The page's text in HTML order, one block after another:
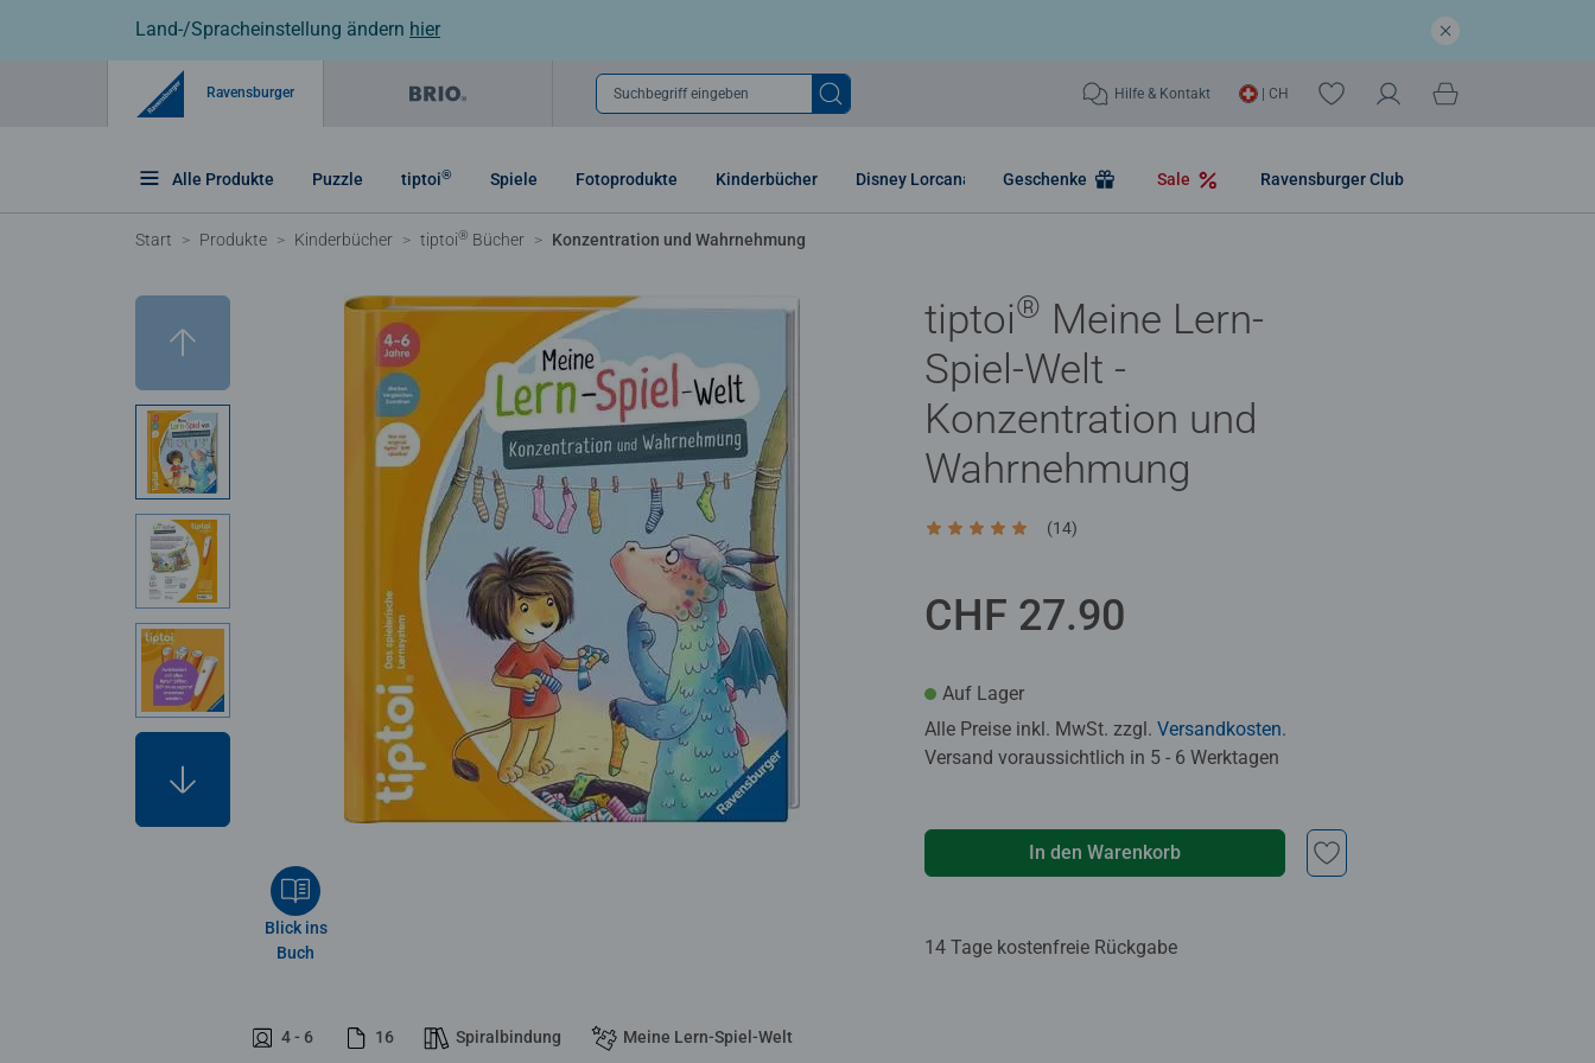
Land-/Spracheinstellung ändern hier
Ravensburger Suchbegriff eingeben Hilfe & Kontakt | CH
Alle Produkte Puzzle tiptoi® Spiele Fotoprodukte Kinderbücher Disney Lorcana Geschenke Sale Ravensburger Club
Start Produkte Kinderbücher tiptoi® Bücher Konzentration und Wahrnehmung
Blick ins
Buch
4 - 6 16 Spiralbindung Meine Lern-Spiel-Welt
tiptoi® Meine Lern-
Spiel-Welt -
Konzentration und
Wahrnehmung
Durchschnittliche Bewertung 5.0 von 5 Sternen.
(14)
CHF 27.90
Auf Lager
Alle Preise inkl. MwSt. zzgl. Versandkosten.
Versand voraussichtlich in 5 - 6 Werktagen
In den Warenkorb
14 Tage kostenfreie Rückgabe